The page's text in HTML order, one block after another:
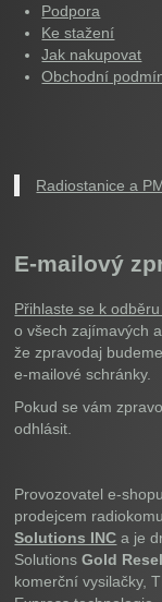
Podpora
Ke stažení
Jak nakupovat
Obchodní
Radiostanice a
E-mailový
Přihlaste se k
o všech zajímavých
že zpravodaj
e-mailové schránky.
Pokud se vám
odhlásit.
Provozovatel e-
prodejcem
Solutions INC a je
SolutionsGold
komerční vysilačky,